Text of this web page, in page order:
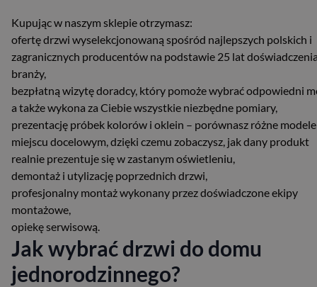
Kupując w naszym sklepie otrzymasz:
ofertę drzwi wyselekcjonowaną spośród najlepszych polskich i
zagranicznych producentów na podstawie 25 lat
branży,
bezpłatną wizytę doradcy, który pomoże wybrać odpowiedni
a także wykona za Ciebie wszystkie niezbędne pomiary,
prezentację próbek kolorów i oklein – porównasz różne
miejscu docelowym, dzięki czemu zobaczysz, jak dany produkt
realnie prezentuje się w zastanym oświetleniu,
demontaż i utylizację poprzednich drzwi,
profesjonalny montaż wykonany przez doświadczone ekipy
montażowe,
opiekę serwisową.
Jak wybrać drzwi do domu
jednorodzinnego?